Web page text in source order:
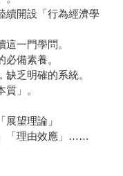
續開設「行為經濟學
一門學問。
備素養。
乏明確的系統。
」。
望理論」
「理由效應」……